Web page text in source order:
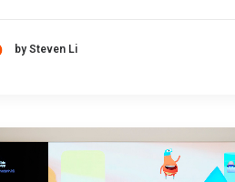
by Steven Li